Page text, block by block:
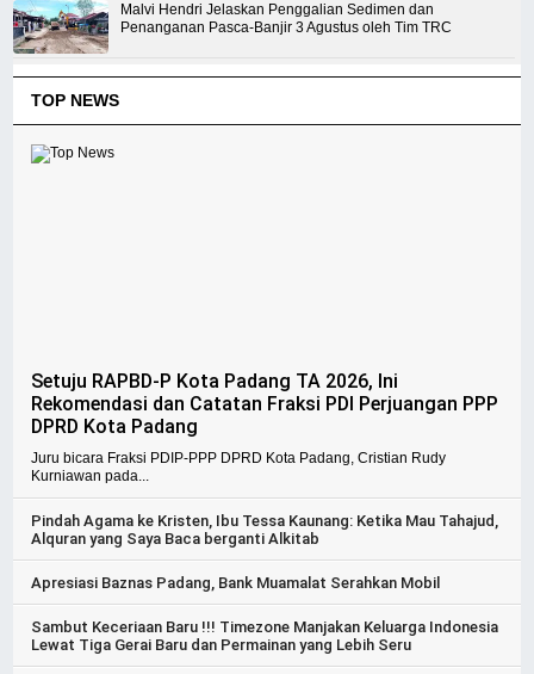
Malvi Hendri Jelaskan Penggalian Sedimen dan
Penanganan Pasca-Banjir 3 Agustus oleh Tim TRC
TOP NEWS
Setuju RAPBD-P Kota Padang TA 2026, Ini
Rekomendasi dan Catatan Fraksi PDI Perjuangan PPP
DPRD Kota Padang
Juru bicara Fraksi PDIP-PPP DPRD Kota Padang, Cristian Rudy
Kurniawan pada...
Pindah Agama ke Kristen, Ibu Tessa Kaunang: Ketika Mau Tahajud,
Alquran yang Saya Baca berganti Alkitab
Apresiasi Baznas Padang, Bank Muamalat Serahkan Mobil
Sambut Keceriaan Baru !!! Timezone Manjakan Keluarga Indonesia
Lewat Tiga Gerai Baru dan Permainan yang Lebih Seru